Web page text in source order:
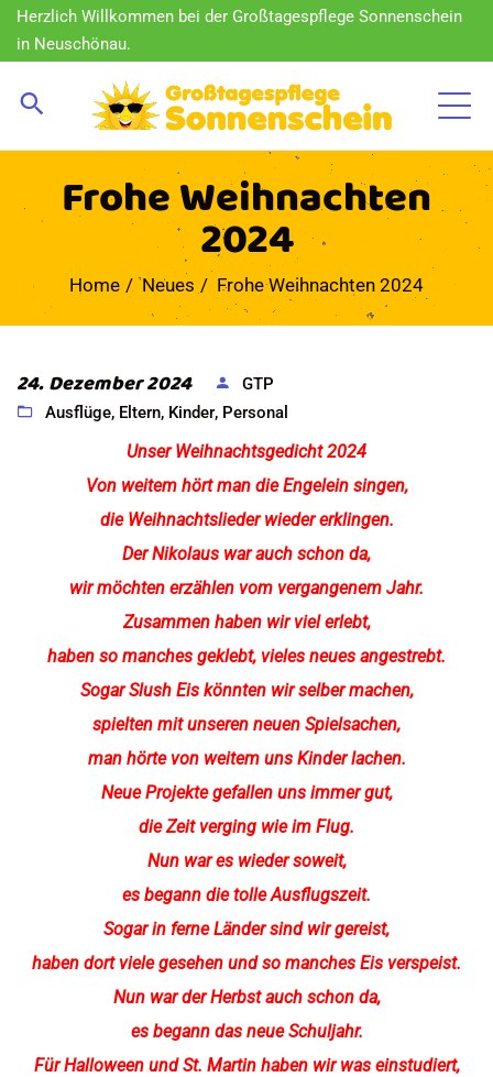
Herzlich Willkommen bei der Großtagespflege Sonnenschein
in Neuschönau.
Frohe Weihnachten
2024
Home Neues Frohe Weihnachten 2024
24. Dezember 2024
GTP
Ausflüge, Eltern, Kinder, Personal
Unser Weihnachtsgedicht 2024
Von weitem hört man die Engelein singen,
die Weihnachtslieder wieder erklingen.
Der Nikolaus war auch schon da,
wir möchten erzählen vom vergangenem Jahr.
Zusammen haben wir viel erlebt,
haben so manches geklebt, vieles neues angestrebt.
Sogar Slush Eis könnten wir selber machen,
spielten mit unseren neuen Spielsachen,
man hörte von weitem uns Kinder lachen.
Neue Projekte gefallen uns immer gut,
die Zeit verging wie im Flug.
Nun war es wieder soweit,
es begann die tolle Ausflugszeit.
Sogar in ferne Länder sind wir gereist,
haben dort viele gesehen und so manches Eis verspeist.
Nun war der Herbst auch schon da,
es begann das neue Schuljahr.
Für Halloween und St. Martin haben wir was einstudiert,